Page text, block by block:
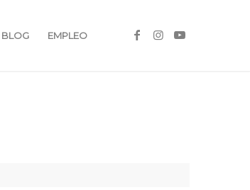
BLOG EMPLEO